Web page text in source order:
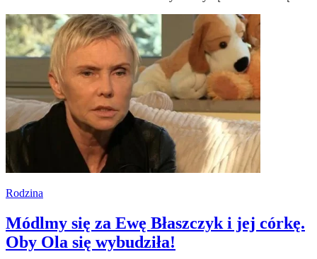
Rodzina
Módlmy się za Ewę Błaszczyk i jej córkę.
Oby Ola się wybudziła!